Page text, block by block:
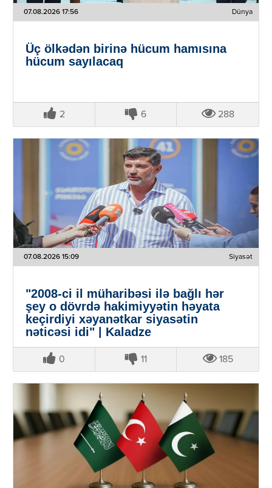
07.08.2026 17:56 Dünya
Üç ölkədən birinə hücum hamısına
hücum sayılacaq
2 6 288
07.08.2026 15:09 Siyasət
"2008-ci il müharibəsi ilə bağlı hər
şey o dövrdə hakimiyyətin həyata
keçirdiyi xəyanətkar siyasətin
nəticəsi idi" | Kaladze
0 11 185